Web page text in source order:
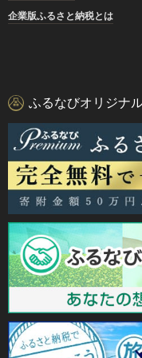
企業版ふるさと納税とは
ふるなびオリジナ